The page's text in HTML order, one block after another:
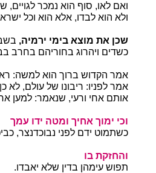
ואם לאו, סוף הוא נמכר לגויים,
ולא הוא לבדו, אלא הוא וכל
שכן את מוצא בימי ירמיה,
כשדים ויהרוג בחוריהם בחרב
אמר הקדוש ברוך הוא למשה:
אמר לפניו: ריבונו של עולם,
אותם אחי ורעי, שנאמר: למען
וכי ימוך אחיך ומטה ידו עמך
כשתמוט ידם לפני נבוכדנצר,
והחזקת בו
תפוש עימהן בדין שלא יאבדו.